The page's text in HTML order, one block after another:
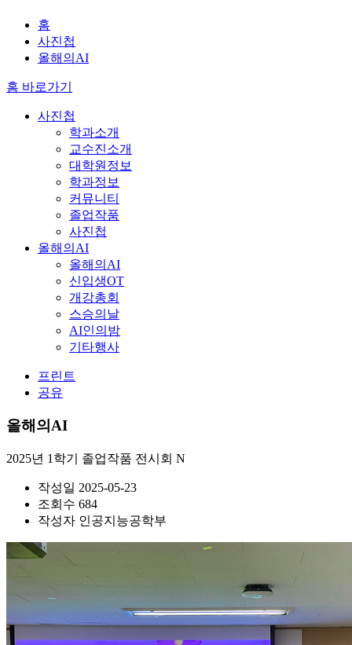
홈
사진첩
올해의AI
홈 바로가기
사진첩
학과소개
교수진소개
대학원정보
학과정보
커뮤니티
졸업작품
사진첩
올해의AI
올해의AI
신입생OT
개강총회
스승의날
AI인의밤
기타행사
프린트
공유
올해의AI
2025년 1학기 졸업작품 전시회 N
작성일 2025-05-23
조회수 684
작성자 인공지능공학부